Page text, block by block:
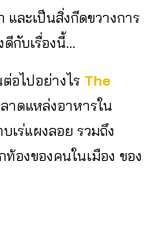
และเป็นสิ่งกีดขวางการ
กับเรื่องนี้…
อไปอย่างไร The
าดแหล่งอาหารใน
เร่แผงลอย รวมถึง
องของคนในเมือง ของ